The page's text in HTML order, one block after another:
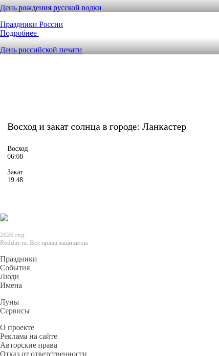
День рождения русской водки
Праздники России
Подробнее
День российской печати
Восход и закат солнца в городе: Ланкастер
Восход
06:08
Закат
19:48
2026 год.
Redday.ru. Все права защищены
Праздники
События
Люди
Имена
Луны
Сервисы
О проекте
Реклама на сайте
Авторские права
Отказ от ответственности